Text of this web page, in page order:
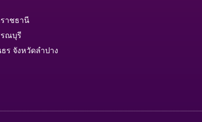
าชธานี
ณบุรี
ร จังหวัดลำปาง